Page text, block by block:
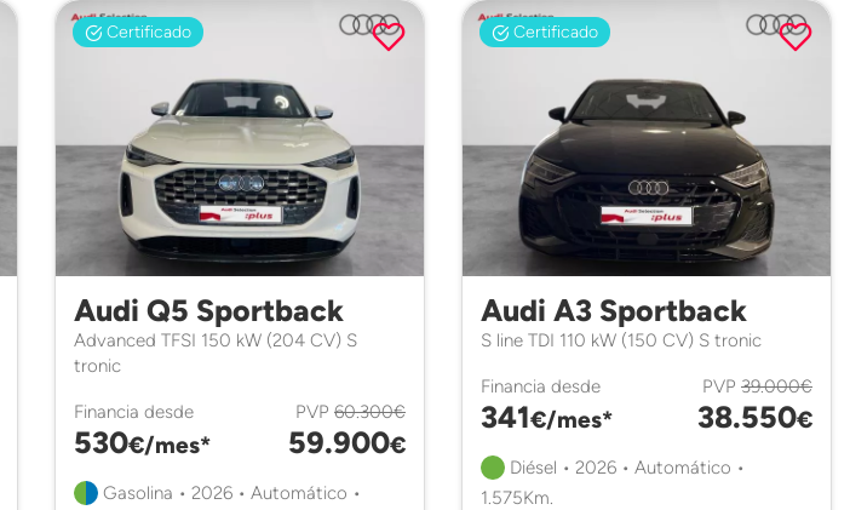
Certificado
Audi Q5 Sportback
Advanced TFSI 150 kW (204 CV) S
tronic
Financia desde
530€/mes*
PVP 60.300€
59.900€
Gasolina • 2026 • Automático •
Certificado
Audi A3 Sportback
S line TDI 110 kW (150 CV) S tronic
Financia desde
341€/mes*
PVP 39.000€
38.550€
Diésel • 2026 • Automático •
1.575Km.